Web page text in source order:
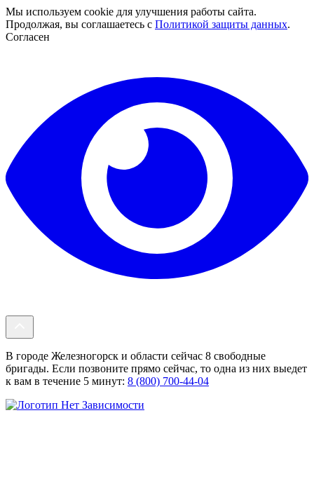
Мы используем cookie для улучшения работы сайта.
Продолжая, вы соглашаетесь с Политикой защиты данных.
Согласен
В городе Железногорск и области сейчас 8 свободные
бригады. Если позвоните прямо сейчас, то одна из них выедет
к вам в течение 5 минут: 8 (800) 700-44-04